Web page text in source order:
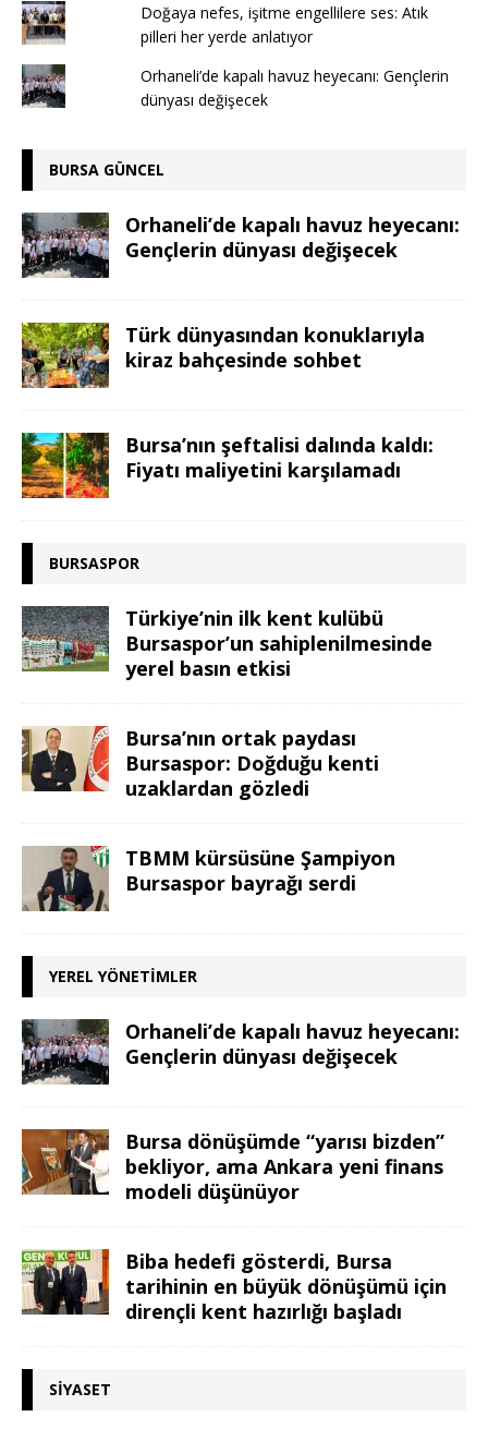
Doğaya nefes, işitme engellilere ses: Atık
pilleri her yerde anlatıyor
Orhaneli’de kapalı havuz heyecanı: Gençlerin
dünyası değişecek
BURSA GÜNCEL
Orhaneli’de kapalı havuz heyecanı:
Gençlerin dünyası değişecek
Türk dünyasından konuklarıyla
kiraz bahçesinde sohbet
Bursa’nın şeftalisi dalında kaldı:
Fiyatı maliyetini karşılamadı
BURSASPOR
Türkiye’nin ilk kent kulübü
Bursaspor’un sahiplenilmesinde
yerel basın etkisi
Bursa’nın ortak paydası
Bursaspor: Doğduğu kenti
uzaklardan gözledi
TBMM kürsüsüne Şampiyon
Bursaspor bayrağı serdi
YEREL YÖNETIMLER
Orhaneli’de kapalı havuz heyecanı:
Gençlerin dünyası değişecek
Bursa dönüşümde “yarısı bizden”
bekliyor, ama Ankara yeni finans
modeli düşünüyor
Biba hedefi gösterdi, Bursa
tarihinin en büyük dönüşümü için
dirençli kent hazırlığı başladı
SIYASET